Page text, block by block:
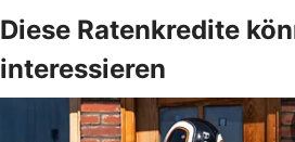
Diese Ratenkredite
interessieren